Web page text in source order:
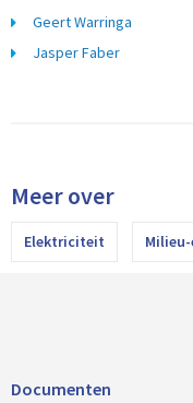
Geert Warringa
Jasper Faber
Meer over
Elektriciteit
Documenten